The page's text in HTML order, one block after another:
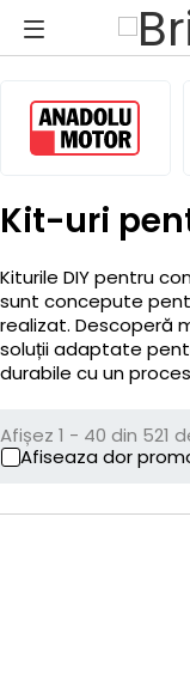
Kit-uri
Kiturile DIY pentru
sunt concepute
realizat. Descoperă
soluții adaptate
durabile cu un
Afișez 1 - 40 din 521
Afiseaza dor